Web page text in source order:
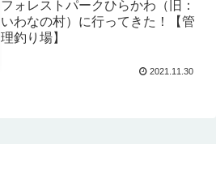
フォレストパークひらかわ（旧：
いわなの村）に行ってきた！【管
理釣り場】
2021.11.30